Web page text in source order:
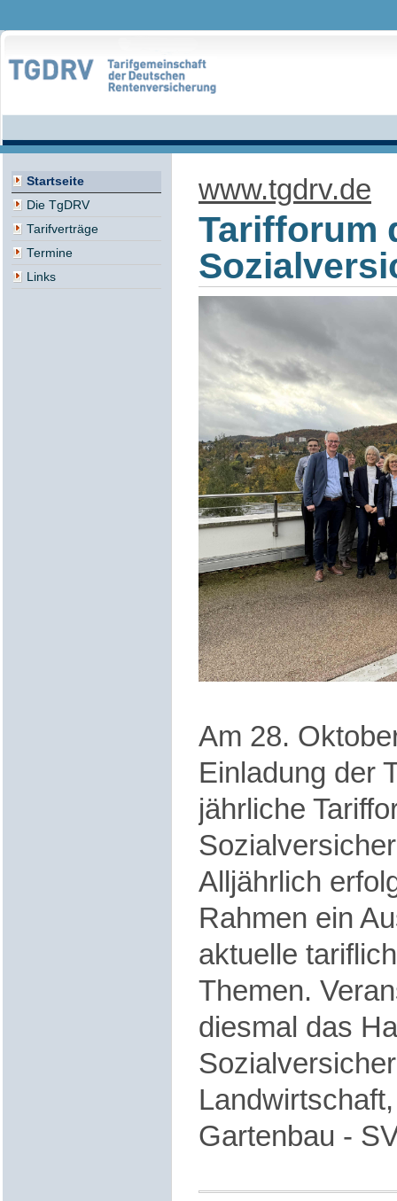
Startseite
Die TgDRV
Tarifverträge
Termine
Links
www.tgdrv.de
Tarifforum
Am 28.
Einladung der
jährliche
Alljährlich
Rahmen ein
aktuelle
Themen.
diesmal das
Gartenbau -